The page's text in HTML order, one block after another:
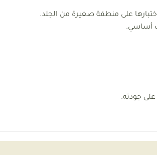
على منطقة صغيرة من الجلد.
أساسي.
جودته.